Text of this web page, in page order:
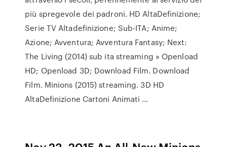
più spregevole dei padroni. HD AltaDefinizione;
Serie TV Altadefinizione; Sub-ITA; Anime;
Azione; Avventura; Avventura Fantasy; Next:
The Living (2014) sub ita streaming » Openload
HD; Openload 3D; Download Film. Download
Film. Minions (2015) streaming. 3D HD
AltaDefinizione Cartoni Animati …